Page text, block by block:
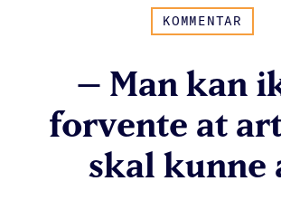
KOMMENTAR
– Man kan
forvente at
skal kunne